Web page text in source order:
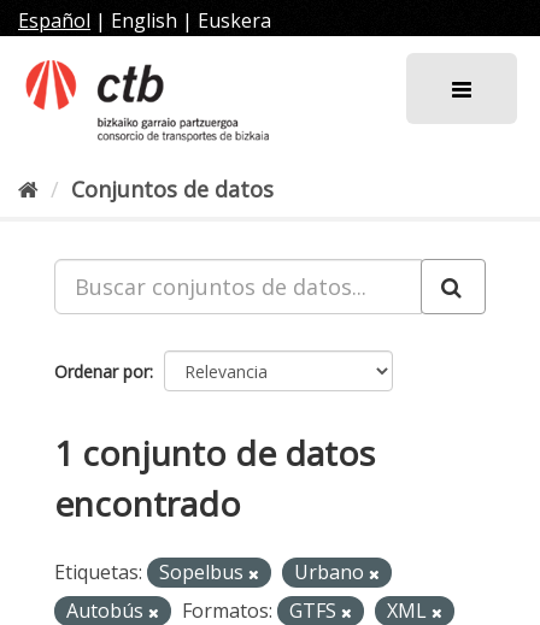
al
contenido
Español | English | Euskera
Conjuntos de datos
Ordenar por
1 conjunto de datos
encontrado
Etiquetas: Sopelbus
Urbano
Autobús
Formatos: GTFS XML